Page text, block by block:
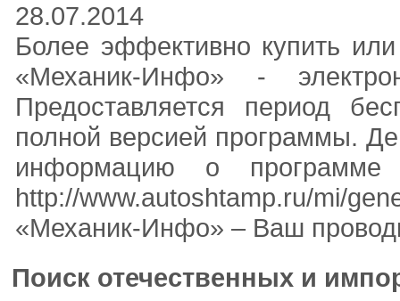
28.07.2014
Более эффективно купить
«Механик-Инфо» -
Предоставляется период
полной версией программы.
информацию о
http://www.autoshtamp.ru/
«Механик-Инфо» – Ваш
Поиск отечественных и